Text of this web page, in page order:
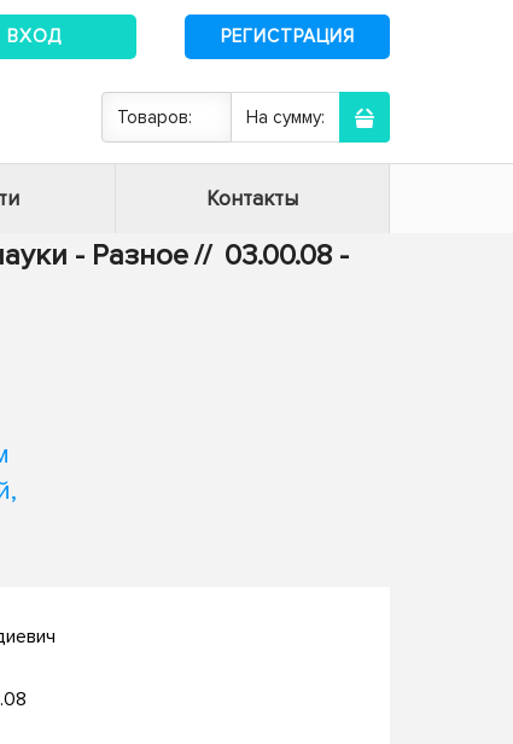
ВХОД РЕГИСТРАЦИЯ
Товаров: На сумму:
Контакты
- Разное// 03.00.08 -